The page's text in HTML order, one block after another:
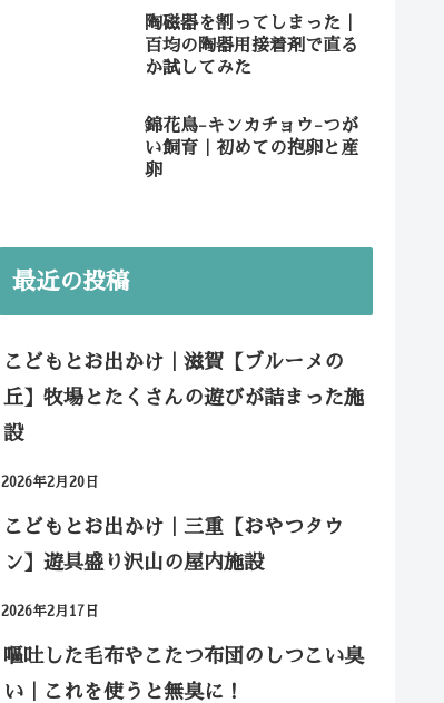
陶磁器を割ってしまった｜
百均の陶器用接着剤で直る
か試してみた
錦花鳥-キンカチョウ-つが
い飼育｜初めての抱卵と産
卵
最近の投稿
こどもとお出かけ｜滋賀【ブルーメの
丘】牧場とたくさんの遊びが詰まった施
設
2026年2月20日
こどもとお出かけ｜三重【おやつタウ
ン】遊具盛り沢山の屋内施設
2026年2月17日
嘔吐した毛布やこたつ布団のしつこい臭
い｜これを使うと無臭に！